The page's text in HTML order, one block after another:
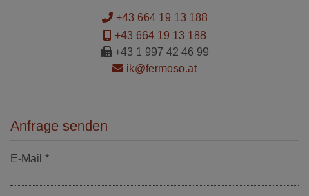
+43 664 19 13 188
+43 664 19 13 188
+43 1 997 42 46 99
ik@fermoso.at
Anfrage senden
E-Mail